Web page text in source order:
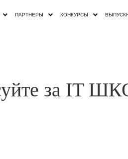
ПАРТНЕРЫ КОНКУРСЫ
за IT